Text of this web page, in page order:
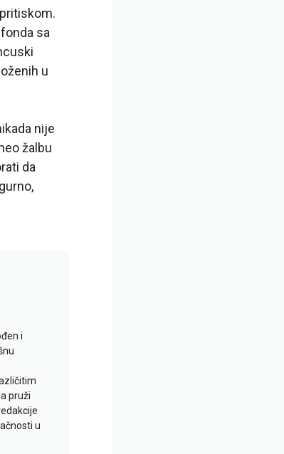
sa
u
nije
žalbu
da
i
pruži
u